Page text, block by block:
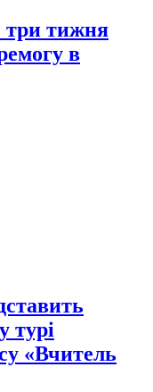
три тижня
в
турі
«Вчитель